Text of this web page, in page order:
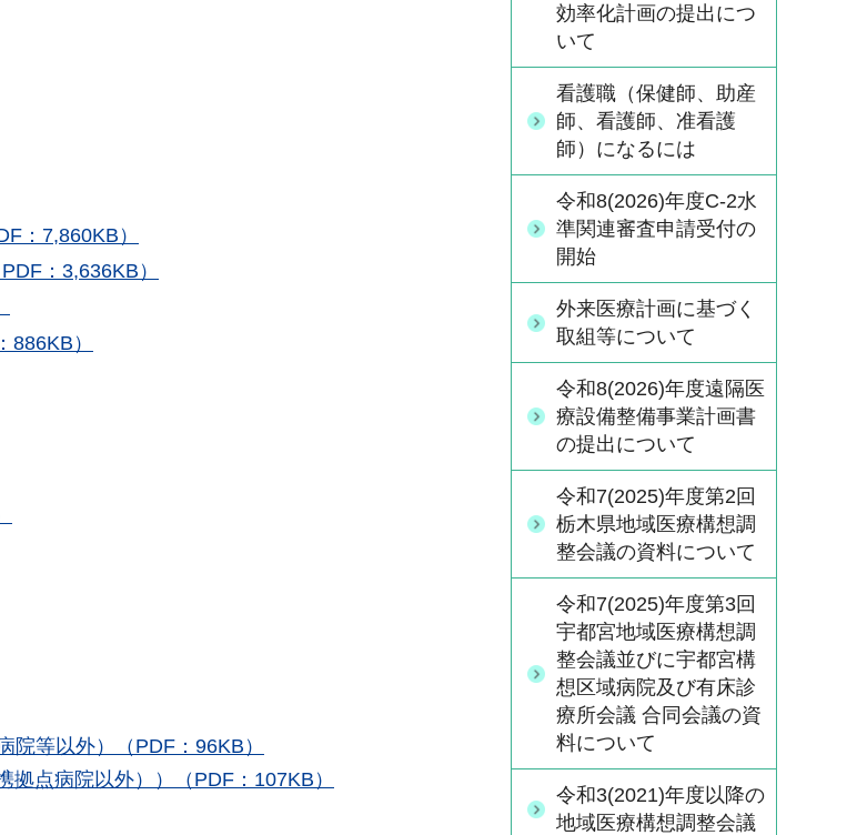
：7,860KB）
：3,636KB）
）
等以外）（PDF：96KB）
点病院以外））（PDF：107KB）
効率化計画の提出につ
いて
看護職（保健師、助産
師、看護師、准看護
師）になるには
令和8(2026)年度C-2水
準関連審査申請受付の
開始
外来医療計画に基づく
取組等について
令和8(2026)年度遠隔医
療設備整備事業計画書
の提出について
令和7(2025)年度第2回
栃木県地域医療構想調
整会議の資料について
令和7(2025)年度第3回
宇都宮地域医療構想調
整会議並びに宇都宮構
想区域病院及び有床診
療所会議 合同会議の資
料について
令和3(2021)年度以降の
地域医療構想調整会議